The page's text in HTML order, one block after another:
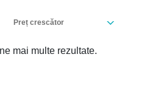
Preț crescător
mai multe rezultate.